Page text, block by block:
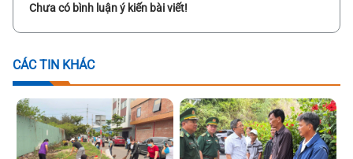
Chưa có bình luận ý kiến bài viết!
CÁC TIN KHÁC